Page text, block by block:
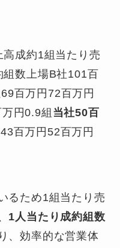
成約1組当たり売
組数上場B社101百
百万円72百万円
円0.9組 当社50百
43百万円52百万円
るため1組当たり売
1人当たり成約組数
、効率的な営業体